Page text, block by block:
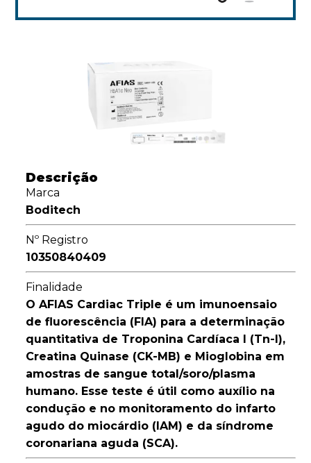
Descrição
Marca
Boditech
Nº Registro
10350840409
Finalidade
O AFIAS Cardiac Triple é um imunoensaio
de fluorescência (FIA) para a determinação
quantitativa de Troponina Cardíaca I (Tn-I),
Creatina Quinase (CK-MB) e Mioglobina em
amostras de sangue total/soro/plasma
humano. Esse teste é útil como auxílio na
condução e no monitoramento do infarto
agudo do miocárdio (IAM) e da síndrome
coronariana aguda (SCA).